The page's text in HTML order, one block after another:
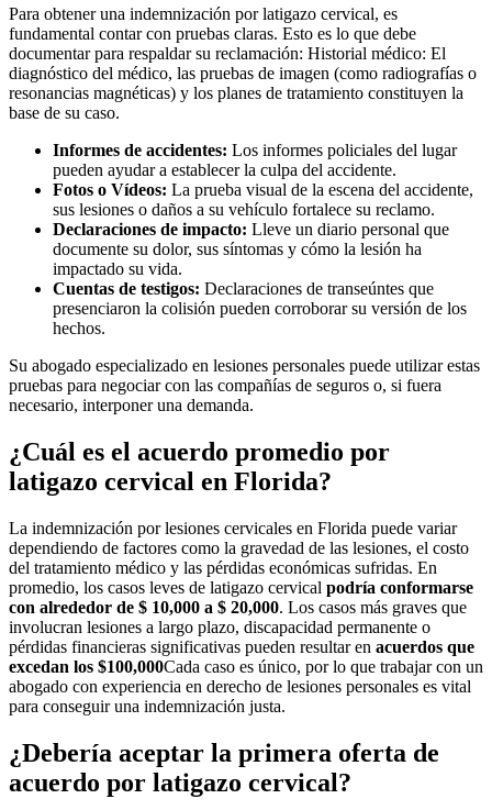
Para obtener una indemnización por latigazo cervical, es
fundamental contar con pruebas claras. Esto es lo que debe
documentar para respaldar su reclamación: Historial médico: El
diagnóstico del médico, las pruebas de imagen (como radiografías o
resonancias magnéticas) y los planes de tratamiento constituyen la
base de su caso.
Informes de accidentes: Los informes policiales del lugar
pueden ayudar a establecer la culpa del accidente.
Fotos o Vídeos: La prueba visual de la escena del accidente,
sus lesiones o daños a su vehículo fortalece su reclamo.
Declaraciones de impacto: Lleve un diario personal que
documente su dolor, sus síntomas y cómo la lesión ha
impactado su vida.
Cuentas de testigos: Declaraciones de transeúntes que
presenciaron la colisión pueden corroborar su versión de los
hechos.
Su abogado especializado en lesiones personales puede utilizar estas
pruebas para negociar con las compañías de seguros o, si fuera
necesario, interponer una demanda.
¿Cuál es el acuerdo promedio por
latigazo cervical en Florida?
La indemnización por lesiones cervicales en Florida puede variar
dependiendo de factores como la gravedad de las lesiones, el costo
del tratamiento médico y las pérdidas económicas sufridas. En
promedio, los casos leves de latigazo cervical podría conformarse
con alrededor de $ 10,000 a $ 20,000. Los casos más graves que
involucran lesiones a largo plazo, discapacidad permanente o
pérdidas financieras significativas pueden resultar en acuerdos que
excedan los $100,000Cada caso es único, por lo que trabajar con un
abogado con experiencia en derecho de lesiones personales es vital
para conseguir una indemnización justa.
¿Debería aceptar la primera oferta de
acuerdo por latigazo cervical?